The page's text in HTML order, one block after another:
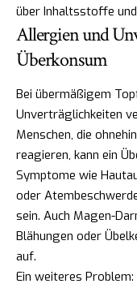
über Inhaltsstoffe
Allergien und
Überkonsum
Bei übermäßigem
Unverträglichkeiten
Menschen, die
reagieren, kann ein
Symptome wie
oder
sein. Auch Magen-
Blähungen oder
auf.
Ein weiteres